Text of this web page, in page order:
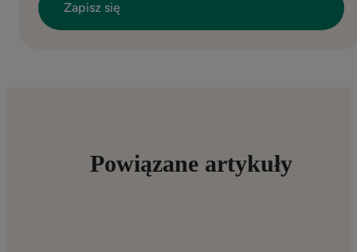
Powiązane artykuły